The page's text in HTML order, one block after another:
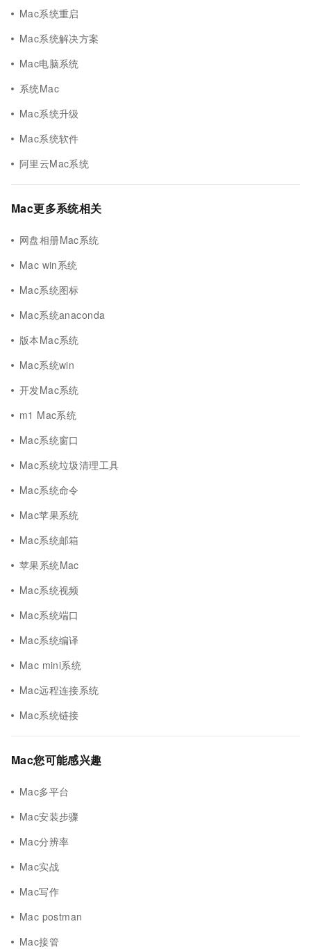
Mac系统重启
Mac系统解决方案
Mac电脑系统
系统Mac
Mac系统升级
Mac系统软件
阿里云Mac系统
Mac更多系统相关
网盘相册Mac系统
Mac win系统
Mac系统图标
Mac系统anaconda
版本Mac系统
Mac系统win
开发Mac系统
m1 Mac系统
Mac系统窗口
Mac系统垃圾清理工具
Mac系统命令
Mac苹果系统
Mac系统邮箱
苹果系统Mac
Mac系统视频
Mac系统端口
Mac系统编译
Mac mini系统
Mac远程连接系统
Mac系统链接
Mac您可能感兴趣
Mac多平台
Mac安装步骤
Mac分辨率
Mac实战
Mac写作
Mac postman
Mac接管